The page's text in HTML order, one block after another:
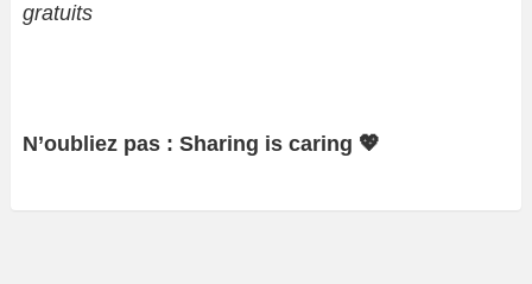
gratuits
N’oubliez pas : Sharing is caring 💖